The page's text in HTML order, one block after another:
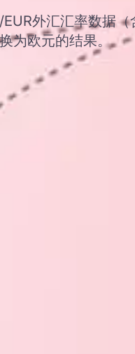
外汇汇率数据
为欧元的结果。